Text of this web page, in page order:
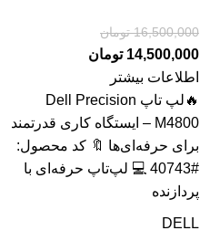
16,500,000 تومان
14,500,000 تومان
اطلاعات بیشتر
🔥لپ تاپ Dell Precision
M4800 – ایستگاه کاری قدرتمند
برای حرفه‌ای‌ها 🔖 کد محصول:
#40743 💻 لپ‌تاپ حرفه‌ای با
پردازنده
DELL